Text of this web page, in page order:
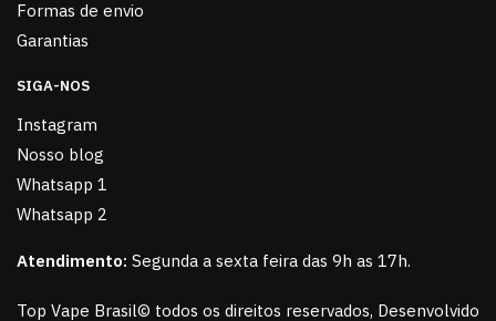
Formas de envio
Garantias
SIGA-NOS
Instagram
Nosso blog
Whatsapp 1
Whatsapp 2
Atendimento: Segunda a sexta feira das 9h as 17h.
Top Vape Brasil© todos os direitos reservados, Desenvolvido